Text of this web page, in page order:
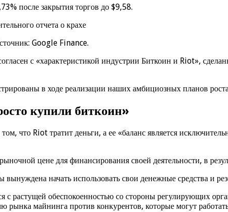
после закрытия торгов до $9,58.
Google Finance.
с «характеристикой индустрии Биткоин и Riot»,
в ходе реализации наших амбициозных планов
купили биткоин»
что Riot тратит деньги, а ее «баланс является
цене для финансирования своей деятельности, в
начать использовать свои денежные средства и
растущей обеспокоенностью со стороны регулирующих
рынка майнинга против конкурентов, которые могут